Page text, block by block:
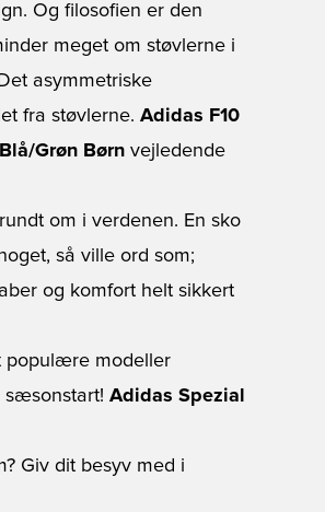
Og filosofien er den
meget om støvlerne i
asymmetriske
fra støvlerne. Adidas F10
Grøn Børn vejledende
om i verdenen. En sko
så ville ord som;
og komfort helt sikkert
populære modeller
sæsonstart! Adidas Spezial
Giv dit besyv med i